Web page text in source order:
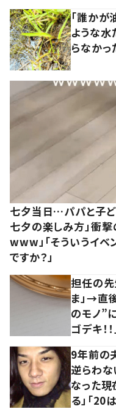
「誰か
ような
らなかっ
七夕当日…パパと子
七夕の楽しみ方」衝
www」「そういうイベ
ですか？」
担任の
ま」→直
のモノ”
ゴデキ！
9年前の
逆らわ
なった現
る」「20